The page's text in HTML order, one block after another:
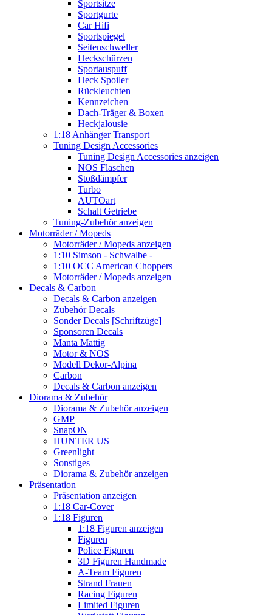
Sportsitze
Sportgurte
Car Hifi
Sportspiegel
Seitenschweller
Heckschürzen
Sportauspuff
Heck Spoiler
Rückleuchten
Kennzeichen
Dach-Träger & Boxen
Heckjalousie
1:18 Anhänger Transport
Tuning Design Accessories
Tuning Design Accessories anzeigen
NOS Flaschen
Stoßdämpfer
Turbo
AUTOart
Schalt Getriebe
Tuning-Zubehör anzeigen
Motorräder / Mopeds
Motorräder / Mopeds anzeigen
1:10 Simson - Schwalbe -
1:10 OCC American Choppers
Motorräder / Mopeds anzeigen
Decals & Carbon
Decals & Carbon anzeigen
Zubehör Decals
Sonder Decals [Schriftzüge]
Sponsoren Decals
Manta Mattig
Motor & NOS
Modell Dekor-Alpina
Carbon
Decals & Carbon anzeigen
Diorama & Zubehör
Diorama & Zubehör anzeigen
GMP
SnapON
HUNTER US
Greenlight
Sonstiges
Diorama & Zubehör anzeigen
Präsentation
Präsentation anzeigen
1:18 Car-Cover
1:18 Figuren
1:18 Figuren anzeigen
Figuren
Police Figuren
3D Figuren Handmade
A-Team Figuren
Strand Frauen
Racing Figuren
Limited Figuren